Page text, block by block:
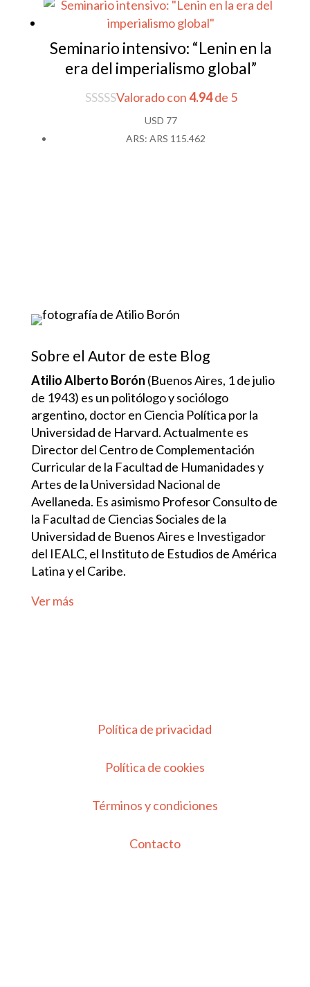
Seminario intensivo: “Lenin en la
era del imperialismo global”
Valorado con4.94de 5
USD 77
ARS:ARS 115.462
Sobre el Autor de este Blog
Atilio Alberto Borón (Buenos Aires, 1 de julio
de 1943) es un politólogo y sociólogo
argentino, doctor en Ciencia Política por la
Universidad de Harvard. Actualmente es
Director del Centro de Complementación
Curricular de la Facultad de Humanidades y
Artes de la Universidad Nacional de
Avellaneda. Es asimismo Profesor Consulto de
la Facultad de Ciencias Sociales de la
Universidad de Buenos Aires e Investigador
del IEALC, el Instituto de Estudios de América
Latina y el Caribe.
Ver más
Política de privacidad
Política de cookies
Términos y condiciones
Contacto